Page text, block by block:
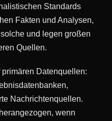
Standards
Fakten und Analysen,
und legen großen
Quellen.
Datenquellen:
Nachrichtenquellen.
wenn